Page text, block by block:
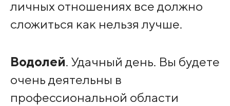
личных отношениях все должно
сложиться как нельзя лучше.
Водолей. Удачный день. Вы будете
очень деятельны в
профессиональной области